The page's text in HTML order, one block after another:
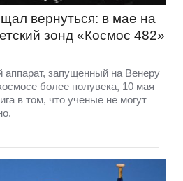
вернуться: в мае на
зонд «Космос 482»
аппарат, запущенный на Венеру
более полувека, 10 мая
в том, что ученые не могут